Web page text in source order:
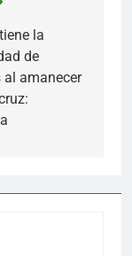
la
de
al amanecer